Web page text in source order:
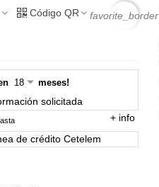
Código QR favorite_border
meses!
solicitada
+ info
de crédito Cetelem